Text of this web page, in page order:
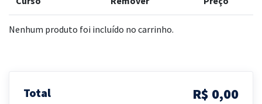
Nenhum produto foi incluído no carrinho.
Total R$ 0,00